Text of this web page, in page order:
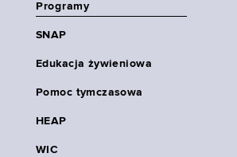
Programy
SNAP
Edukacja żywieniowa
Pomoc tymczasowa
HEAP
WIC